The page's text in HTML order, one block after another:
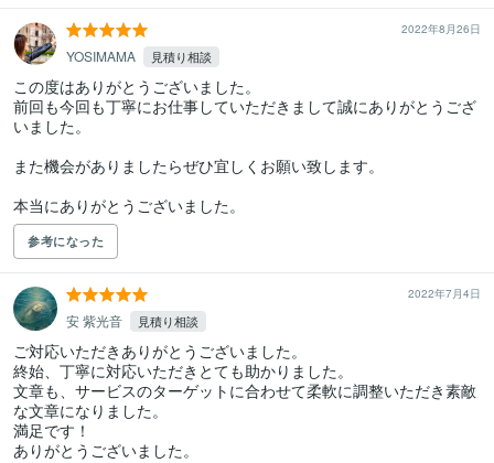
2022年8月26日
YOSIMAMA 見積り相談
この度はありがとうございました。
前回も今回も丁寧にお仕事していただきまして誠にありがとうござ
いました。
また機会がありましたらぜひ宜しくお願い致します。
本当にありがとうございました。
参考になった
2022年7月4日
安 紫光音 見積り相談
ご対応いただきありがとうございました。
終始、丁寧に対応いただきとても助かりました。
文章も、サービスのターゲットに合わせて柔軟に調整いただき素敵
な文章になりました。
満足です！
ありがとうございました。